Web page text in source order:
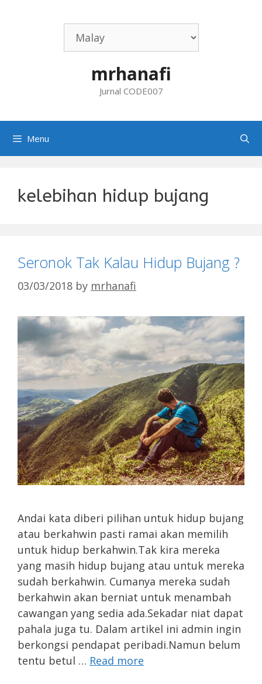
mrhanafi
Jurnal CODE007
Menu
kelebihan hidup bujang
Seronok Tak Kalau Hidup Bujang ?
03/03/2018 by mrhanafi
Andai kata diberi pilihan untuk hidup bujang
atau berkahwin pasti ramai akan memilih
untuk hidup berkahwin.Tak kira mereka
yang masih hidup bujang atau untuk mereka
sudah berkahwin. Cumanya mereka sudah
berkahwin akan berniat untuk menambah
cawangan yang sedia ada.Sekadar niat dapat
pahala juga tu. Dalam artikel ini admin ingin
berkongsi pendapat peribadi.Namun belum
tentu betul … Read more